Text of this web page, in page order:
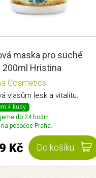
maska pro suché
200ml Hristina
Cosmetics
vlasům lesk a vitalitu.
4 kusy
do 24 hodin.
na pobočce Praha.
Do košíku
Kč